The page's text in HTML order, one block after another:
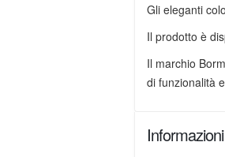
Gli eleganti
Il prodotto è
Il marchio
di funzionalità